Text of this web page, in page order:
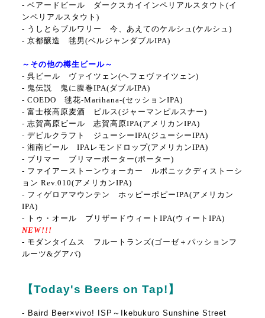
- ベアードビール ダークスカイインペリアルスタウト(イ
ンペリアルスタウト)
- うしとらブルワリー 今、あえてのケルシュ(ケルシュ)
- 京都醸造 毬男(ベルジャンダブルIPA)
～その他の樽生ビール～
- 呉ビール ヴァイツェン(ヘフェヴァイツェン)
- 鬼伝説 鬼に腹巻IPA(ダブルIPA)
- COEDO 毬花‐Marihana‐(セッションIPA)
- 富士桜高原麦酒 ピルス(ジャーマンピルスナー)
- 志賀高原ビール 志賀高原IPA(アメリカンIPA)
- デビルクラフト ジューシーIPA(ジューシーIPA)
- 湘南ビール IPAレモンドロップ(アメリカンIPA)
- ブリマー ブリマーポーター(ポーター)
- ファイアーストーンウォーカー ルポニックディストーシ
ョン Rev.010(アメリカンIPA)
- フィゲロアマウンテン ホッピーポピーIPA(アメリカン
IPA)
- トゥ・オール ブリザードウィートIPA(ウィートIPA)
NEW!!!
- モダンタイムス フルートランズ(ゴーゼ＋パッションフ
ルーツ&グアバ)
【Today's Beers on Tap!】
- Baird Beer×vivo! ISP～Ikebukuro Sunshine Street